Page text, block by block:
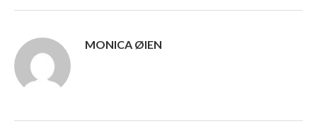
MONICA ØIEN